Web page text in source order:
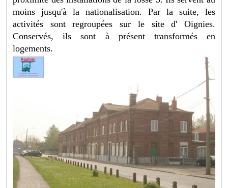
moins jusqu'à la nationalisation. Par la suite, les
activités sont regroupées sur le site d' Oignies.
Conservés, ils sont à présent transformés en
logements.